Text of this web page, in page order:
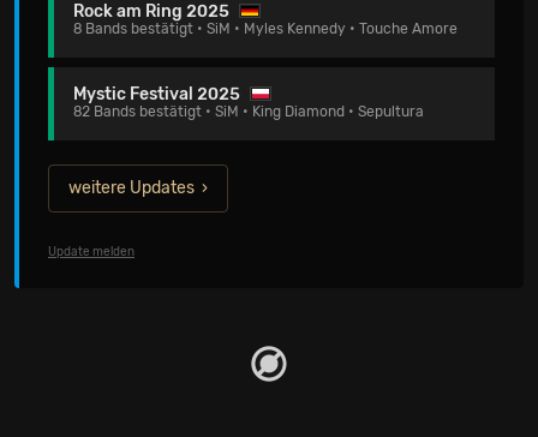
Rock am Ring 2025
8 Bands bestätigt • SiM • Myles Kennedy • Touche Amore
Mystic Festival 2025
82 Bands bestätigt • SiM • King Diamond • Sepultura
weitere Updates
Update melden